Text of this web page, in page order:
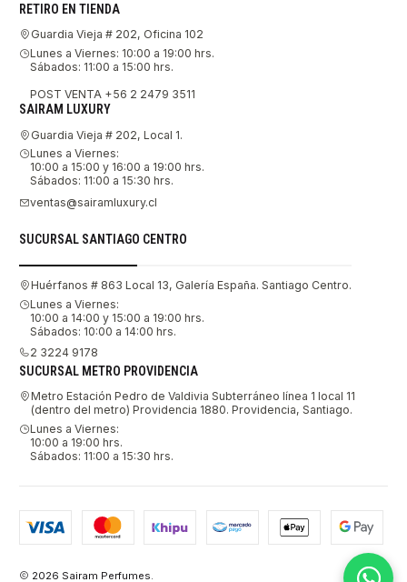
RETIRO EN TIENDA
Guardia Vieja # 202, Oficina 102
Lunes a Viernes: 10:00 a 19:00 hrs.
Sábados: 11:00 a 15:00 hrs.
POST VENTA +56 2 2479 3511
SAIRAM LUXURY
Guardia Vieja # 202, Local 1.
Lunes a Viernes:
10:00 a 15:00 y 16:00 a 19:00 hrs.
Sábados: 11:00 a 15:30 hrs.
ventas@sairamluxury.cl
SUCURSAL SANTIAGO CENTRO
Huérfanos # 863 Local 13, Galería España. Santiago Centro.
Lunes a Viernes:
10:00 a 14:00 y 15:00 a 19:00 hrs.
Sábados: 10:00 a 14:00 hrs.
2 3224 9178
SUCURSAL METRO PROVIDENCIA
Metro Estación Pedro de Valdivia Subterráneo línea 1 local 11
(dentro del metro) Providencia 1880. Providencia, Santiago.
Lunes a Viernes:
10:00 a 19:00 hrs.
Sábados: 11:00 a 15:30 hrs.
2026 Sairam Perfumes.